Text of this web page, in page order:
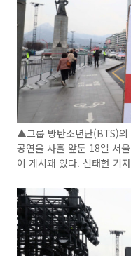
▲그룹 방탄소년단(BTS)의
공연을 사흘 앞둔 18일 서
이 게시돼 있다. 신태현 기